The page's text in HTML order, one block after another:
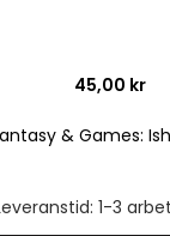
45,00 kr
& Games:
1-3